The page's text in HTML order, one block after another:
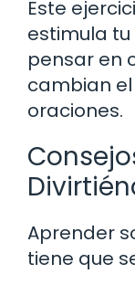
Este
estimula
pensar en
cambian
oraciones.
Aprender
tiene que